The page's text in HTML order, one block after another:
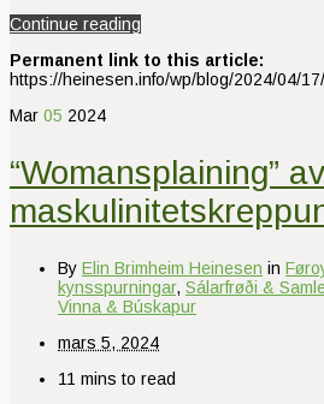
Continue reading
Permanent link to this article:
https://heinesen.info/wp/blog/2024/04/
Mar 05 2024
“Womansplaining”
By Elin Brimheim Heinesen in
kynsspurningar, Sálarfrøði &
Vinna & Búskapur
mars 5, 2024
11 mins to read